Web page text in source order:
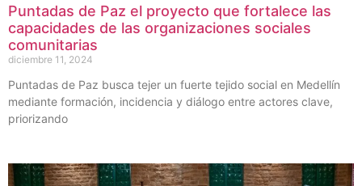
Puntadas de Paz el proyecto que fortalece las
capacidades de las organizaciones sociales
comunitarias
diciembre 11, 2024
Puntadas de Paz busca tejer un fuerte tejido social en Medellín
mediante formación, incidencia y diálogo entre actores clave,
priorizando